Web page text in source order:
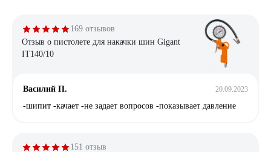
169 отзывов
Отзыв о пистолете для накачки шин Gigant
IT140/10
Василий П. 20.09.2023
-шипит -качает -не задает вопросов -показывает давление
151 отзыв